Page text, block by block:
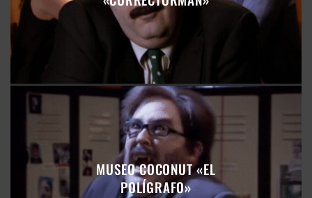
MUSEO COCONUT «EL
POLÍGRAFO»